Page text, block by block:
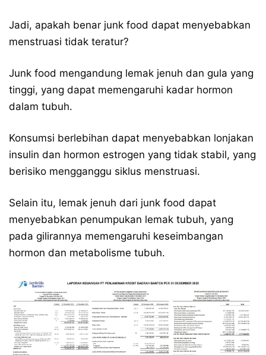
Jadi, apakah benar junk food dapat menyebabkan
menstruasi tidak teratur?
Junk food mengandung lemak jenuh dan gula yang
tinggi, yang dapat memengaruhi kadar hormon
dalam tubuh.
Konsumsi berlebihan dapat menyebabkan lonjakan
insulin dan hormon estrogen yang tidak stabil, yang
berisiko mengganggu siklus menstruasi.
Selain itu, lemak jenuh dari junk food dapat
menyebabkan penumpukan lemak tubuh, yang
pada gilirannya memengaruhi keseimbangan
hormon dan metabolisme tubuh.